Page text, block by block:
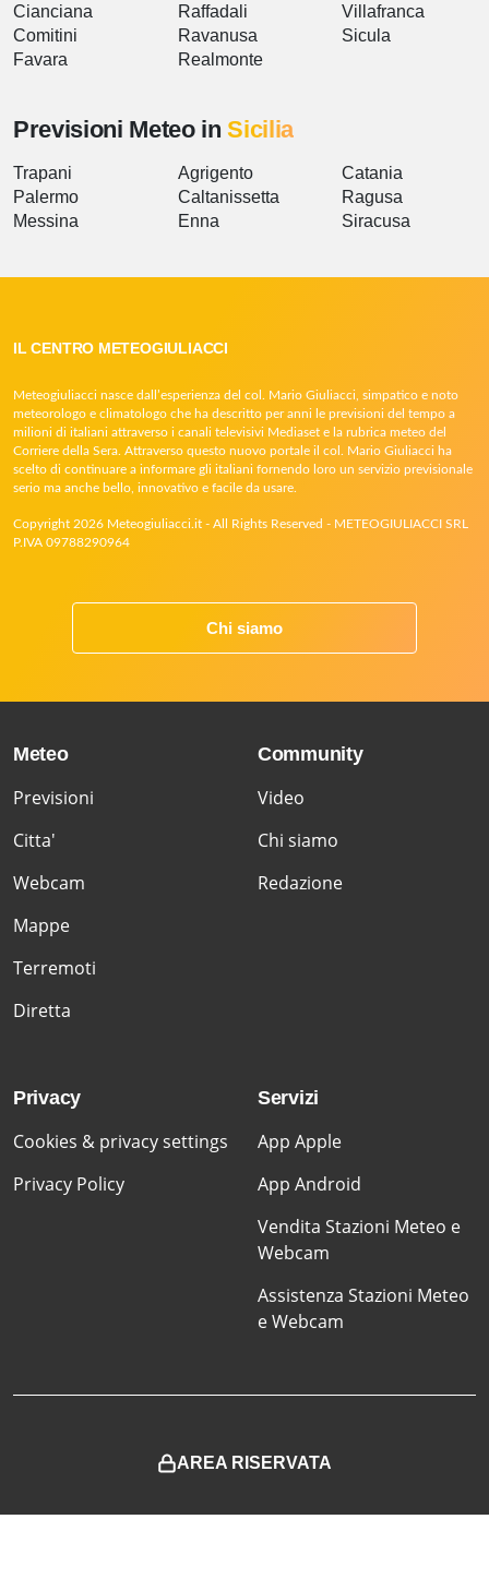
Cianciana
Comitini
Favara
Raffadali
Ravanusa
Realmonte
Villafranca
Sicula
Previsioni Meteo inSicilia
Trapani
Palermo
Messina
Agrigento
Caltanissetta
Enna
Catania
Ragusa
Siracusa
IL CENTRO METEOGIULIACCI
Meteogiuliacci nasce dall’esperienza del col. Mario Giuliacci, simpatico e noto
meteorologo e climatologo che ha descritto per anni le previsioni del tempo a
milioni di italiani attraverso i canali televisivi Mediaset e la rubrica meteo del
Corriere della Sera. Attraverso questo nuovo portale il col. Mario Giuliacci ha
scelto di continuare a informare gli italiani fornendo loro un servizio previsionale
serio ma anche bello, innovativo e facile da usare.
Copyright 2026 Meteogiuliacci.it - All Rights Reserved - METEOGIULIACCI SRL
P.IVA 09788290964
Chi siamo
Meteo
Previsioni
Citta'
Webcam
Mappe
Terremoti
Diretta
Community
Video
Chi siamo
Redazione
Privacy
Cookies & privacy settings
Privacy Policy
Servizi
App Apple
App Android
Vendita Stazioni Meteo e
Webcam
Assistenza Stazioni Meteo
e Webcam
AREA RISERVATA